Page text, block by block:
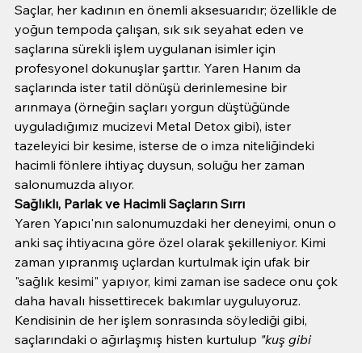
Saçlar, her kadının en önemli aksesuarıdır; özellikle de
yoğun tempoda çalışan, sık sık seyahat eden ve
saçlarına sürekli işlem uygulanan isimler için
profesyonel dokunuşlar şarttır. Yaren Hanım da
saçlarında ister tatil dönüşü derinlemesine bir
arınmaya (örneğin saçları yorgun düştüğünde
uyguladığımız mucizevi Metal Detox gibi), ister
tazeleyici bir kesime, isterse de o imza niteliğindeki
hacimli fönlere ihtiyaç duysun, soluğu her zaman
salonumuzda alıyor.
Sağlıklı, Parlak ve Hacimli Saçların Sırrı
Yaren Yapıcı'nın salonumuzdaki her deneyimi, onun o
anki saç ihtiyacına göre özel olarak şekilleniyor. Kimi
zaman yıpranmış uçlardan kurtulmak için ufak bir
"sağlık kesimi" yapıyor, kimi zaman ise sadece onu çok
daha havalı hissettirecek bakımlar uyguluyoruz.
Kendisinin de her işlem sonrasında söylediği gibi,
saçlarındaki o ağırlaşmış histen kurtulup "kuş gibi